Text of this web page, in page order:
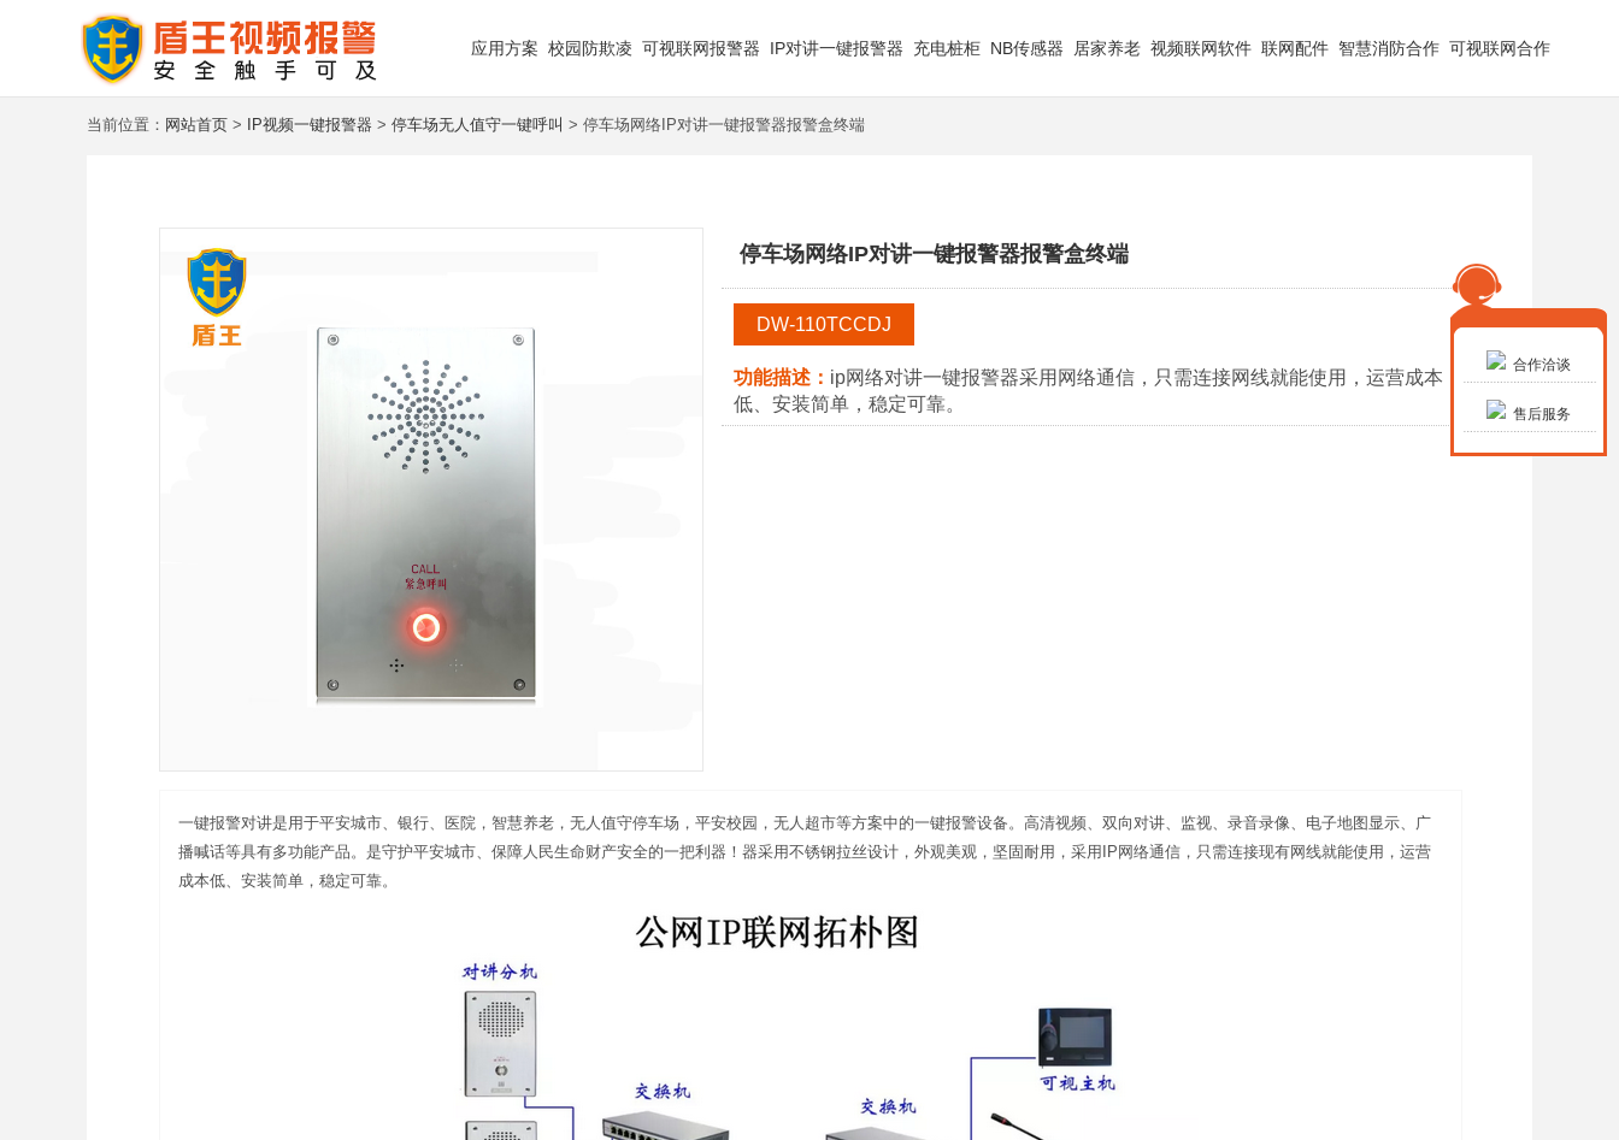
应用方案 校园防欺凌 可视联网报警器 IP对讲一键报警器 充电桩柜 NB传感器 居家养老 视频联网软件 联网配件 智慧消防合作 可视联网合作
当前位置： 网站首页 > IP视频一键报警器 > 停车场无人值守一键呼叫 > 停车场网络IP对讲一键报警器报警盒终端
停车场网络IP对讲一键报警器报警盒终端
DW-110TCCDJ
功能描述： ip网络对讲一键报警器采用网络通信，只需连接网线就能使用，运营成本
低、安装简单，稳定可靠。
一键报警对讲是用于平安城市、银行、医院，智慧养老，无人值守停车场，平安校园，无人超市等方案中的一键报警设备。高清视频、双向对讲、监视、录音录像、电子地图显示、广
播喊话等具有多功能产品。是守护平安城市、保障人民生命财产安全的一把利器！器采用不锈钢拉丝设计，外观美观，坚固耐用，采用IP网络通信，只需连接现有网线就能使用，运营
成本低、安装简单，稳定可靠。
合作洽谈
售后服务